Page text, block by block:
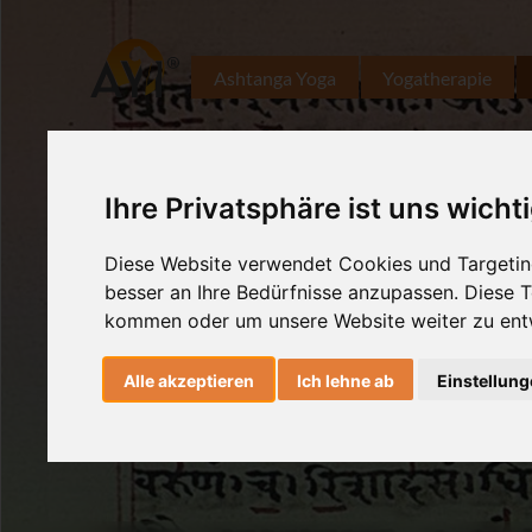
Ihre Privatsphäre ist uns
Diese Website verwendet Cookies und
besser an Ihre Bedürfnisse anzupassen. Diese
kommen oder um unsere Website weiter zu
Alle akzeptieren Ich lehne ab
Ashtanga Yoga Yogatherapie